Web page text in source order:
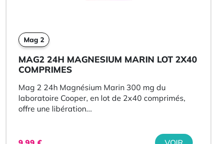
Mag 2
MAG2 24H MAGNESIUM MARIN LOT 2X40
COMPRIMES
Mag 2 24h Magnésium Marin 300 mg du
laboratoire Cooper, en lot de 2x40 comprimés,
offre une libération...